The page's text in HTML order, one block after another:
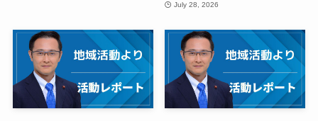
July 28, 2026